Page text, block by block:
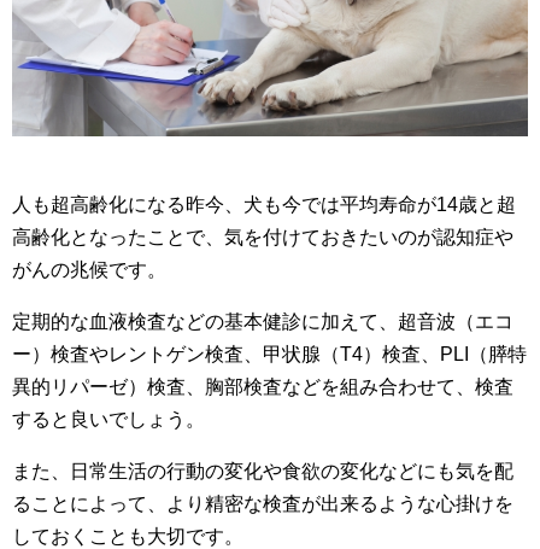
人も超高齢化になる昨今、犬も今では平均寿命が14歳と超
高齢化となったことで、気を付けておきたいのが認知症や
がんの兆候です。
定期的な血液検査などの基本健診に加えて、超音波（エコ
ー）検査やレントゲン検査、甲状腺（T4）検査、PLI（膵特
異的リパーゼ）検査、胸部検査などを組み合わせて、検査
すると良いでしょう。
また、日常生活の行動の変化や食欲の変化などにも気を配
ることによって、より精密な検査が出来るような心掛けを
しておくことも大切です。